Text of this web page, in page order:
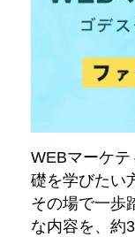
WEBマーケ
礎を学びたい
その場で一歩
な内容を、約